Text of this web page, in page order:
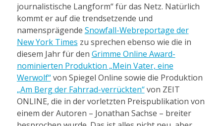
journalistische Langform“ für das Netz. Natürlich
kommt er auf die trendsetzende und
namensprägende Snowfall-Webreportage der
New York Times zu sprechen ebenso wie die in
diesem Jahr für den Grimme Online Award-
nominierten Produktion „Mein Vater, eine
Werwolf“von Spiegel Online sowie die Produktion
„Am Berg der Fahrrad-verrückten“von ZEIT
ONLINE, die in der vorletzten Preispublikation von
einem der Autoren – Jonathan Sachse – breiter